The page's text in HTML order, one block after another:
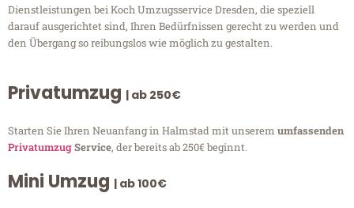
Dienstleistungen bei Koch Umzugsservice Dresden, die speziell
darauf ausgerichtet sind, Ihren Bedürfnissen gerecht zu werden und
den Übergang so reibungslos wie möglich zu gestalten.
Privatumzug | ab 250€
Starten Sie Ihren Neuanfang in Halmstad mit unserem umfassenden
PrivatumzugService, der bereits ab 250€ beginnt.
Mini Umzug | ab 100€